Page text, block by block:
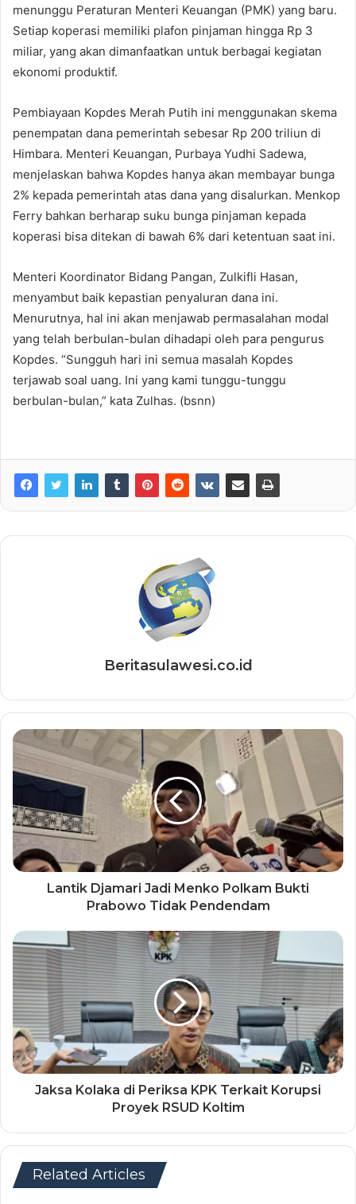
menunggu Peraturan Menteri Keuangan (PMK) yang baru.
Setiap koperasi memiliki plafon pinjaman hingga Rp 3
miliar, yang akan dimanfaatkan untuk berbagai kegiatan
ekonomi produktif.
Pembiayaan Kopdes Merah Putih ini menggunakan skema
penempatan dana pemerintah sebesar Rp 200 triliun di
Himbara. Menteri Keuangan, Purbaya Yudhi Sadewa,
menjelaskan bahwa Kopdes hanya akan membayar bunga
2% kepada pemerintah atas dana yang disalurkan. Menkop
Ferry bahkan berharap suku bunga pinjaman kepada
koperasi bisa ditekan di bawah 6% dari ketentuan saat ini.
Menteri Koordinator Bidang Pangan, Zulkifli Hasan,
menyambut baik kepastian penyaluran dana ini.
Menurutnya, hal ini akan menjawab permasalahan modal
yang telah berbulan-bulan dihadapi oleh para pengurus
Kopdes. “Sungguh hari ini semua masalah Kopdes
terjawab soal uang. Ini yang kami tunggu-tunggu
berbulan-bulan,” kata Zulhas. (bsnn)
Beritasulawesi.co.id
Lantik Djamari Jadi Menko Polkam Bukti
Prabowo Tidak Pendendam
Jaksa Kolaka di Periksa KPK Terkait Korupsi
Proyek RSUD Koltim
Related Articles